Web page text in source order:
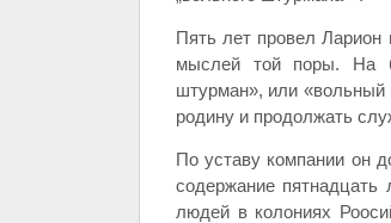
Пять лет провел Ларион
мыслей той поры. На
штурман», или «вольный
родину и продолжать
По уставу компании он
содержание пятнадцать
людей в колониях